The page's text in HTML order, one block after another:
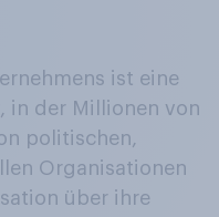
ist eine
in der Millionen von
politischen,
Organisationen
über ihre